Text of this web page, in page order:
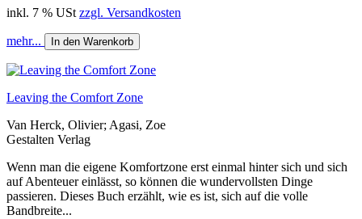
inkl. 7 % USt zzgl. Versandkosten
mehr... In den Warenkorb
Leaving the Comfort Zone
Van Herck, Olivier; Agasi, Zoe
Gestalten Verlag
Wenn man die eigene Komfortzone erst einmal hinter sich und sich
auf Abenteuer einlässt, so können die wundervollsten Dinge
passieren. Dieses Buch erzählt, wie es ist, sich auf die volle
Bandbreite...